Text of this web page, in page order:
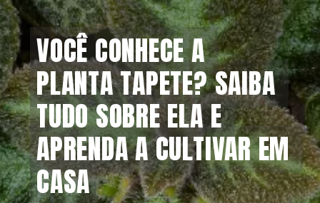
VOCÊ CONHECE A
PLANTA TAPETE? SAIBA
TUDO SOBRE ELA E
APRENDA A CULTIVAR EM
CASA
VOCÊ CONHECE A
PLANTA TAPETE? SAIBA
TUDO SOBRE ELA E
APRENDA A CULTIVAR EM
CASA